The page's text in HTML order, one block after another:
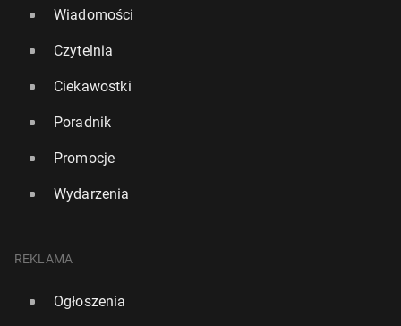
Wiadomości
Czytelnia
Ciekawostki
Poradnik
Promocje
Wydarzenia
REKLAMA
Ogłoszenia